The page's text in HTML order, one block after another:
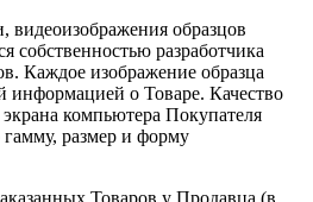
образцов
собственностью разработчика
Каждое изображение образца
информацией о Товаре. Качество
компьютера Покупателя
размер и форму
Товаров у Продавца (в